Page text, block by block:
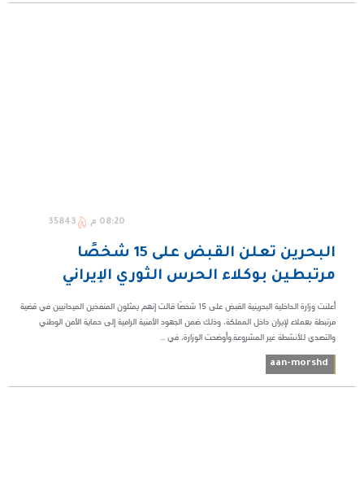
08:20 م 35843
البحرين تعلن القبض على 15 شخصًا
مرتبطين بوكلاء الحرس الثوري الإيراني
أعلنت وزارة الداخلية البحرينية القبض على 15 شخصًا قالت إنهم يمثلون المنفذين الميدانيين في قضية
مرتبطة بعملاء لإيران داخل المملكة، وذلك ضمن الجهود الأمنية الرامية إلى حماية الأمن الوطني
والتصدي للأنشطة غير المشروعة.وأوضحت الوزارة، في ...
aan-morshd